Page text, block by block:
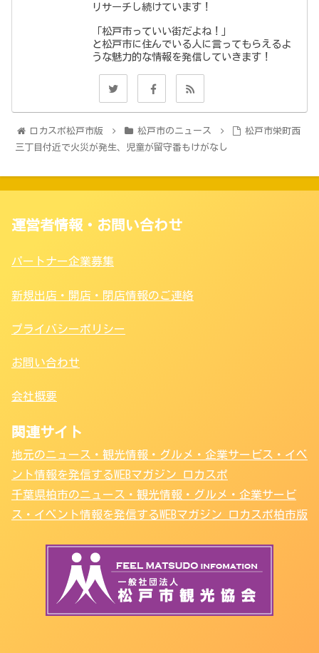
リサーチし続けています！
「松戸市っていい街だよね！」
と松戸市に住んでいる人に言ってもらえるよ
うな魅力的な情報を発信していきます！
ロカスポ松戸市版 松戸市のニュース
松戸市栄町西
三丁目付近で火災が発生、児童が留守番もけがなし
運営者情報・お問い合わせ
パートナー企業募集
新規出店・開店・閉店情報のご連絡
プライバシーポリシー
お問い合わせ
会社概要
関連サイト
地元のニュース・観光情報・グルメ・企業サービス・イベ
ント情報を発信するWEBマガジン ロカスポ
千葉県柏市のニュース・観光情報・グルメ・企業サービ
ス・イベント情報を発信するWEBマガジン ロカスポ柏市版